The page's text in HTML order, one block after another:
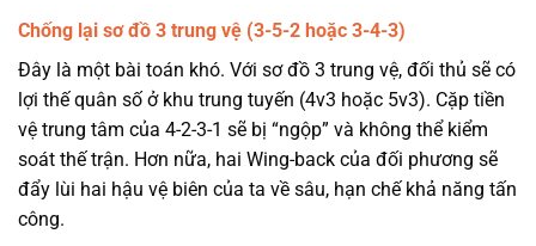
Chống lại sơ đồ 3 trung vệ (3-5-2 hoặc 3-4-3)
Đây là một bài toán khó. Với sơ đồ 3 trung vệ, đối thủ sẽ có
lợi thế quân số ở khu trung tuyến (4v3 hoặc 5v3). Cặp tiền
vệ trung tâm của 4-2-3-1 sẽ bị “ngộp” và không thể kiểm
soát thế trận. Hơn nữa, hai Wing-back của đối phương sẽ
đẩy lùi hai hậu vệ biên của ta về sâu, hạn chế khả năng tấn
công.